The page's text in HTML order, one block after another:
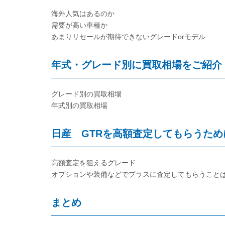
海外人気はあるのか
需要が高い車種か
あまりリセールが期待できないグレードorモデル
年式・グレード別に買取相場をご紹介
グレード別の買取相場
年式別の買取相場
日産 GTRを高額査定してもらうため
高額査定を狙えるグレード
オプションや装備などでプラスに査定してもらうこと
まとめ